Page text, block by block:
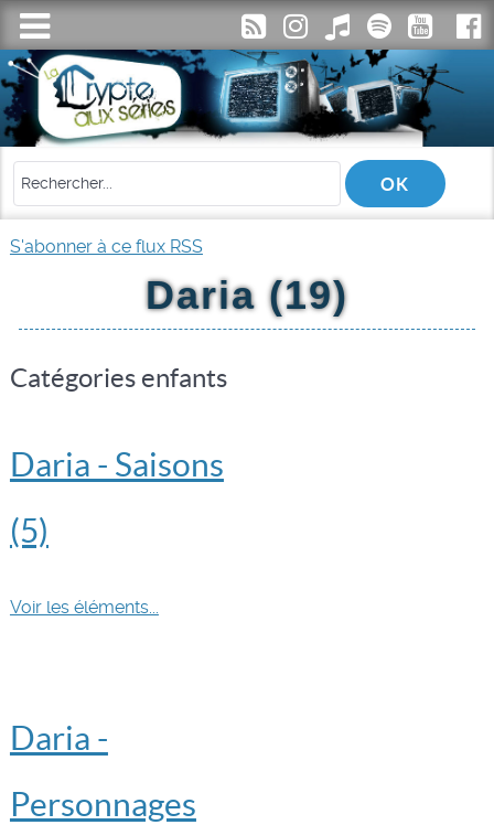
S'abonner à ce flux RSS
Daria (19)
Catégories enfants
Daria - Saisons
(5)
Voir les éléments...
Daria -
Personnages